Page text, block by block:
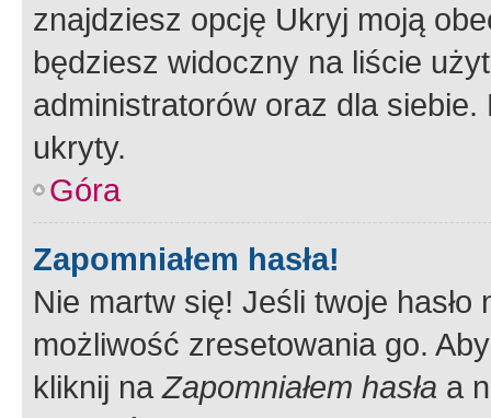
znajdziesz opcję Ukryj moją
będziesz widoczny na liście
administratorów oraz dla
ukryty.
Góra
Zapomniałem hasła!
Nie martw się! Jeśli twoje
możliwość zresetowania go.
kliknij naZapomniałem hasła a